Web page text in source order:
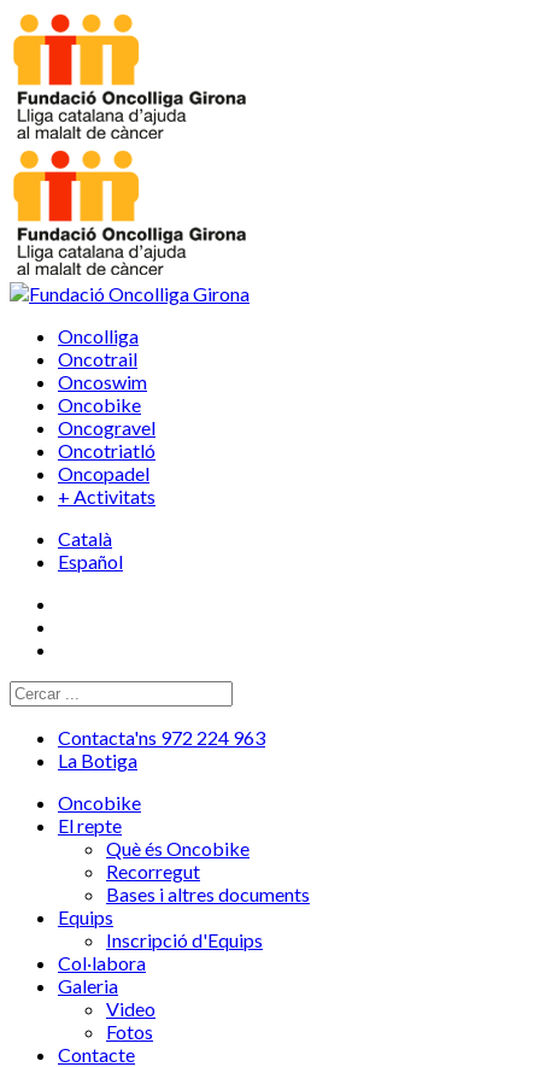
Oncolliga
Oncotrail
Oncoswim
Oncobike
Oncogravel
Oncotriatló
Oncopadel
+ Activitats
Català
Español
Contacta'ns 972 224 963
La Botiga
Oncobike
El repte
Què és Oncobike
Recorregut
Bases i altres documents
Equips
Inscripció d'Equips
Col·labora
Galeria
Video
Fotos
Contacte